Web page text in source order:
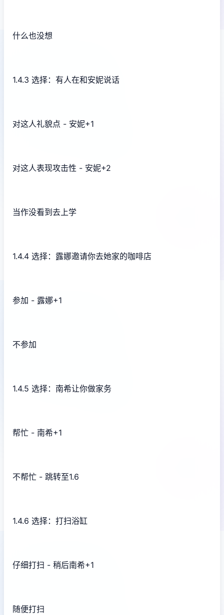
什么也没想
1.4.3 选择：有人在和安妮说话
对这人礼貌点 - 安妮+1
对这人表现攻击性 - 安妮+2
当作没看到去上学
1.4.4 选择：露娜邀请你去她家的咖啡店
参加 - 露娜+1
不参加
1.4.5 选择：南希让你做家务
帮忙 - 南希+1
不帮忙 - 跳转至1.6
1.4.6 选择：打扫浴缸
仔细打扫 - 稍后南希+1
随便打扫